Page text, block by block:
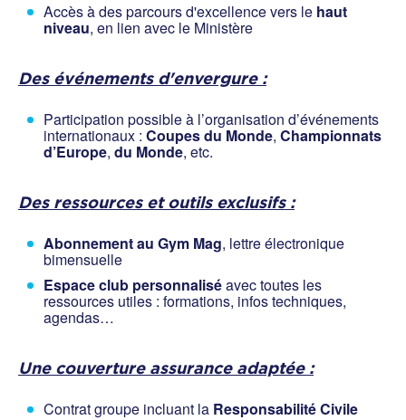
Accès à des parcours d'excellence vers le haut
niveau, en lien avec le Ministère
Des événements d'envergure :
Participation possible à l’organisation d’événements
internationaux : Coupes du Monde, Championnats
d’Europe, du Monde, etc.
Des ressources et outils exclusifs :
Abonnement au Gym Mag, lettre électronique
bimensuelle
Espace club personnaliséavec toutes les
ressources utiles : formations, infos techniques,
agendas…
Une couverture assurance adaptée :
Contrat groupe incluant la Responsabilité Civile